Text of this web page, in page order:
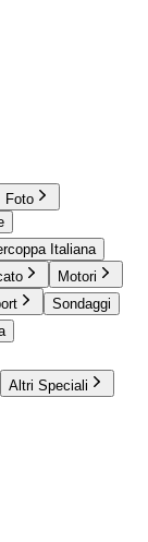
Foto
Italiana
Motori
Sondaggi
Altri Speciali